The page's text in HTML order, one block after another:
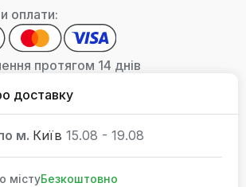
оплати:
протягом 14 днів
доставку
м. Київ 15.08 - 19.08
містуБезкоштовно